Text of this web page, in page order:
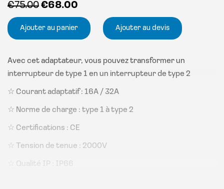
€75.00 Le
prix
initial
€75.00.
€68.00
prix
actuel
€68.00.
Ajouter au panier Ajouter au devis
Avec cet adaptateur, vous pouvez transformer un
interrupteur de type 1 en un interrupteur de type 2
☆ Courant adaptatif : 16A / 32A
☆ Norme de charge : type 1 à type 2
☆ Certifications : CE
☆ Tension de tenue : 2000V
☆ Qualité IP : IP66